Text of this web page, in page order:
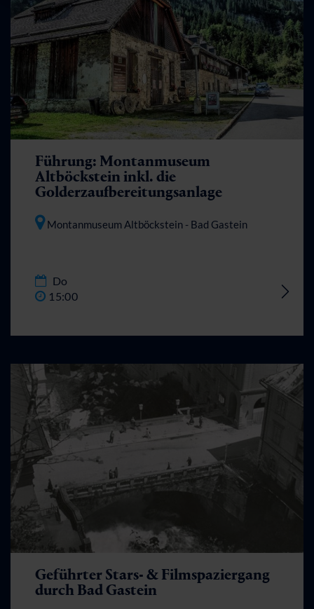
Führung: Montanmuseum
Altböckstein inkl. die
Golderzaufbereitungsanlage
Montanmuseum Altböckstein - Bad Gastein
Do
15:00
Geführter Stars- & Filmspaziergang
durch Bad Gastein